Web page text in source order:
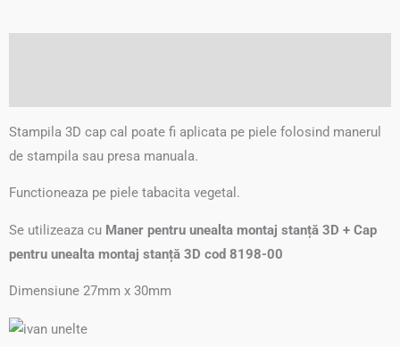
Stampila 3D cap cal poate fi aplicata pe piele folosind manerul
de stampila sau presa manuala.
Functioneaza pe piele tabacita vegetal.
Se utilizeaza cu Maner pentru unealta montaj stanță 3D + Cap
pentru unealta montaj stanță 3D cod 8198-00
Dimensiune 27mm x 30mm